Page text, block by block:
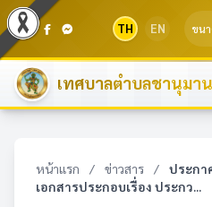
TH EN ขน
เทศบาลตำบลชานุมาน
หน้าแรก / ข่าวสาร /
ประกา
เอกสารประกอบเรื่อง ประกว...